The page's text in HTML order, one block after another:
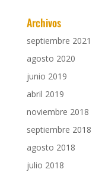
Archivos
septiembre 2021
agosto 2020
junio 2019
abril 2019
noviembre 2018
septiembre 2018
agosto 2018
julio 2018